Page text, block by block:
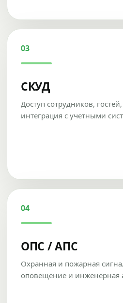
03
СКУД
Доступ сотрудников,
интеграция с учетными
04
ОПС / АПС
Охранная и пожарная
оповещение и инженерная